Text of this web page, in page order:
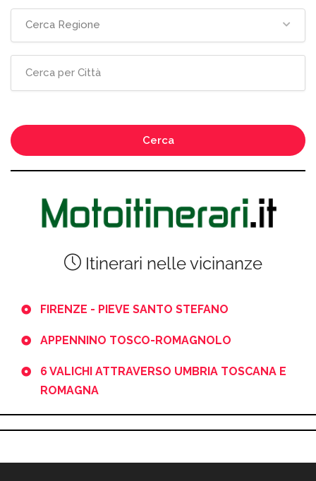
Cerca Regione
Cerca
Itinerari nelle vicinanze
FIRENZE - PIEVE SANTO STEFANO
APPENNINO TOSCO-ROMAGNOLO
6 VALICHI ATTRAVERSO UMBRIA TOSCANA E
ROMAGNA